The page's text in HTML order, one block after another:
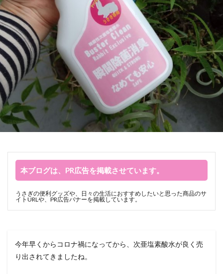
本ブログは、PR広告を掲載させています。
うさぎの便利グッズや、日々の生活におすすめしたいと思った商品のサ
イトURLや、PR広告バナーを掲載しています。
今年早くからコロナ禍になってから、次亜塩素酸水が良く売
り出されてきましたね。